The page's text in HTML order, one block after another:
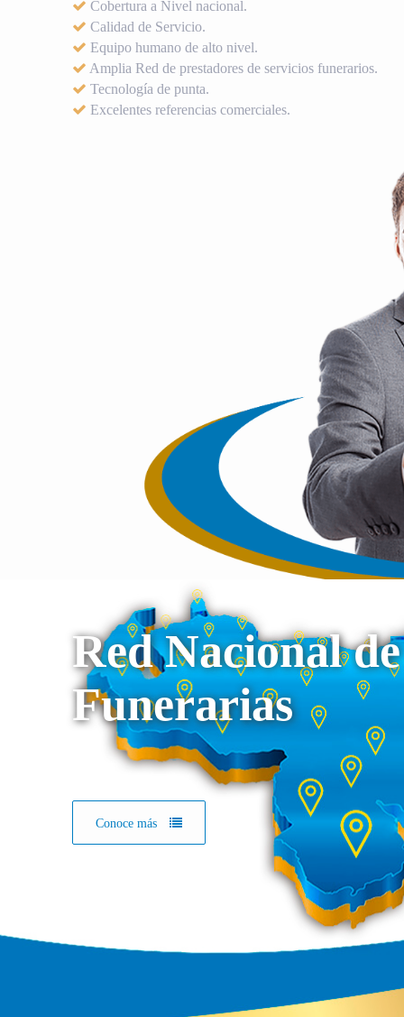
Cobertura a Nivel nacional.
Calidad de Servicio.
Equipo humano de alto nivel.
Amplia Red de prestadores de servicios funerarios.
Tecnología de punta.
Excelentes referencias comerciales.
Red Nacional de
Funerarias
Conoce más